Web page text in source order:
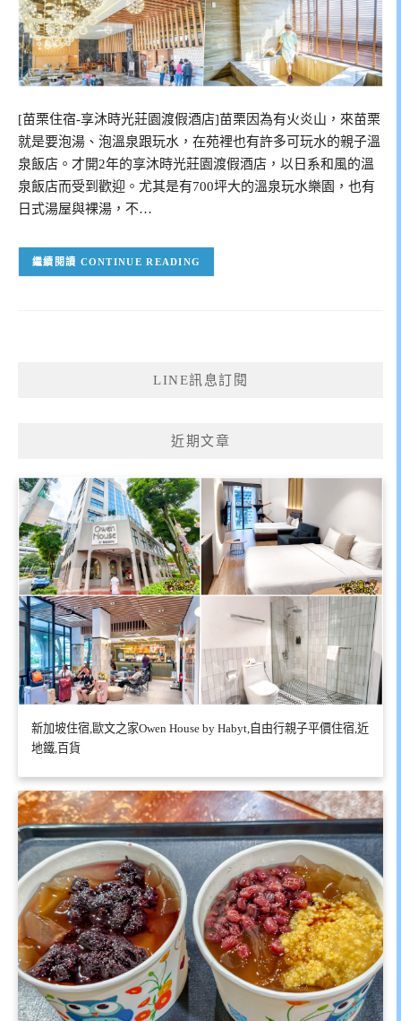
[苗栗住宿-享沐時光莊園渡假酒店]苗栗因為有火炎山，來苗栗
就是要泡湯、泡溫泉跟玩水，在苑裡也有許多可玩水的親子溫
泉飯店。才開2年的享沐時光莊園渡假酒店，以日系和風的溫
泉飯店而受到歡迎。尤其是有700坪大的溫泉玩水樂園，也有
日式湯屋與裸湯，不…
CONTINUE READING
LINE訊息訂閱
近期文章
新加坡住宿,歐文之家Owen House by Habyt,自由行親子平價住宿,近
地鐵,百貨